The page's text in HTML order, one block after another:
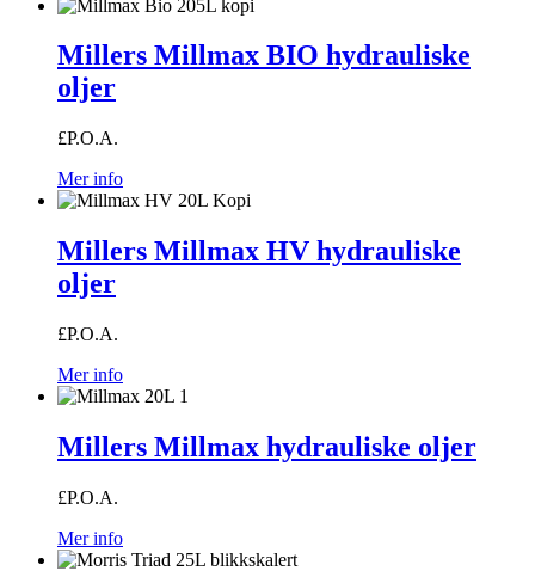
Millers Millmax BIO hydrauliske
oljer
£P.O.A.
Mer info
Millers Millmax HV hydrauliske
oljer
£P.O.A.
Mer info
Millers Millmax hydrauliske oljer
£P.O.A.
Mer info